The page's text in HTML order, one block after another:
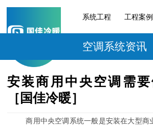
系统工程 工程案例
空调系统资讯
安装商用中央空调需
［国佳冷暖］
商用中央空调系统一般是安装在大型商